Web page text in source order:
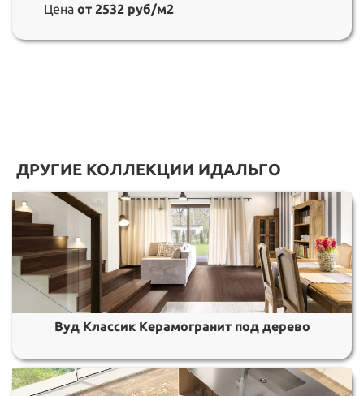
Цена от 2532 руб/м2
ДРУГИЕ КОЛЛЕКЦИИ ИДАЛЬГО
Вуд Классик Керамогранит под дерево